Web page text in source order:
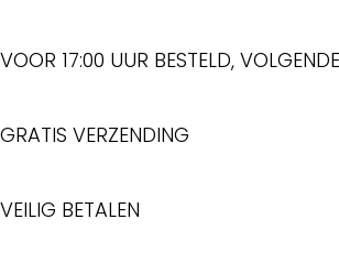
inhoud
VOOR 17:00 UUR BESTELD,
GRATIS VERZENDING
VEILIG BETALEN